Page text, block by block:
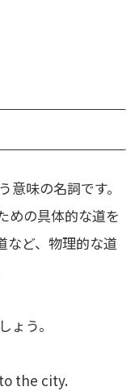
意味の名詞です。
めの具体的な道を
など、物理的な道
ょう。
the city.